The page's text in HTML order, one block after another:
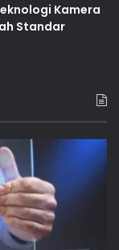
Kamera
Standar